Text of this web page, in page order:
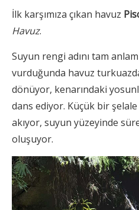
İlk karşımıza çıkan havuz
Havuz.
Suyun rengi adını tam
vurduğunda havuz
dönüyor, kenarındaki
dans ediyor. Küçük bir şelale
akıyor, suyun yüzeyinde
oluşuyor.